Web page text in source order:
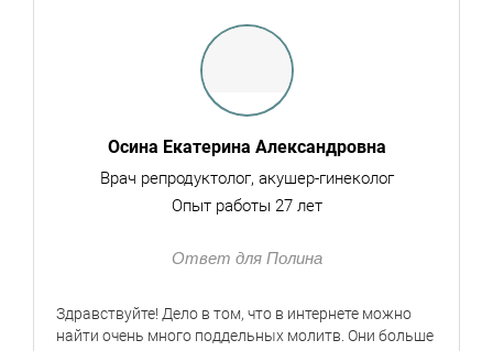
Осина Екатерина Александровна
Врач репродуктолог, акушер-гинеколог
Опыт работы 27 лет
Ответ для Полина
Здравствуйте! Дело в том, что в интернете можно
найти очень много поддельных молитв. Они больше